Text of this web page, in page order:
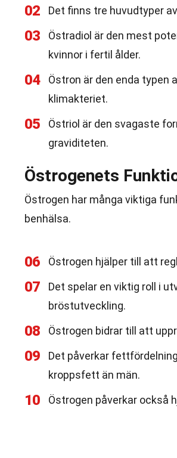
02 Det finns tre huvudtyper
03
Östradiol är den mest
kvinnor i fertil ålder.
04
Östron är den enda typen
klimakteriet.
05
Östriol är den svagaste
graviditeten.
Östrogenets
Östrogen har många viktiga
benhälsa.
06 Östrogen hjälper till att
07
Det spelar en viktig roll i
bröstutveckling.
08 Östrogen bidrar till att
09
Det påverkar
kroppsfett än män.
10 Östrogen påverkar också